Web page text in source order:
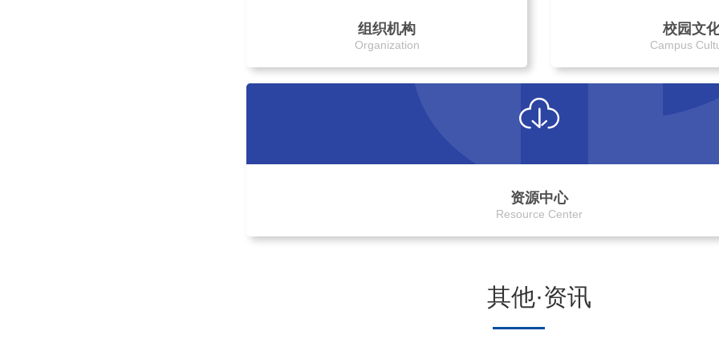
组织机构
Organization
校园文
Campus
资源中心
Resource Center
其他·资讯